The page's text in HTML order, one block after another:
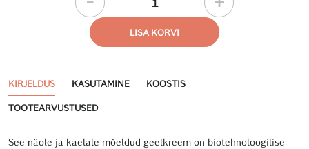
LISA KORVI
KIRJELDUS KASUTAMINE KOOSTIS
TOOTEARVUSTUSED
See näole ja kaelale mõeldud geelkreem on biotehnoloogilise